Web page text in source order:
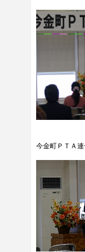
今金町ＰＴＡ